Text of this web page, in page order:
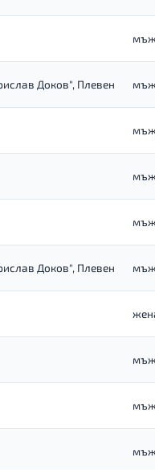
Доков", Плевен
Доков", Плевен